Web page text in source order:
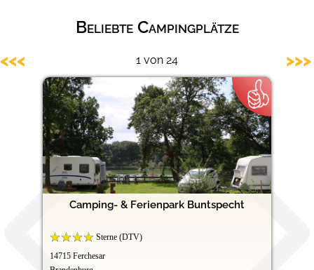
Beliebte Campingplätze
Camping- & Ferienpark Buntspecht
Sterne (DTV)
14715 Ferchesar
1 von 24
<<< >>>